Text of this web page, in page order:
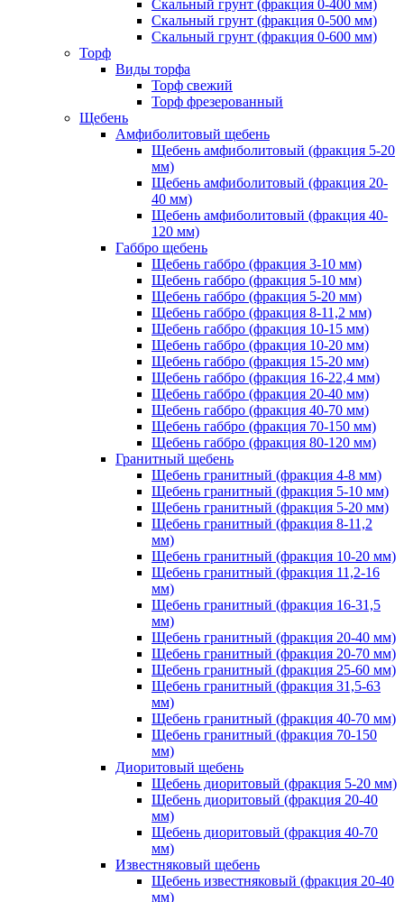
Скальный грунт (фракция 0-400 мм)
Скальный грунт (фракция 0-500 мм)
Скальный грунт (фракция 0-600 мм)
Торф
Виды торфа
Торф свежий
Торф фрезерованный
Щебень
Амфиболитовый щебень
Щебень амфиболитовый (фракция 5-20
мм)
Щебень амфиболитовый (фракция 20-
40 мм)
Щебень амфиболитовый (фракция 40-
120 мм)
Габбро щебень
Щебень габбро (фракция 3-10 мм)
Щебень габбро (фракция 5-10 мм)
Щебень габбро (фракция 5-20 мм)
Щебень габбро (фракция 8-11,2 мм)
Щебень габбро (фракция 10-15 мм)
Щебень габбро (фракция 10-20 мм)
Щебень габбро (фракция 15-20 мм)
Щебень габбро (фракция 16-22,4 мм)
Щебень габбро (фракция 20-40 мм)
Щебень габбро (фракция 40-70 мм)
Щебень габбро (фракция 70-150 мм)
Щебень габбро (фракция 80-120 мм)
Гранитный щебень
Щебень гранитный (фракция 4-8 мм)
Щебень гранитный (фракция 5-10 мм)
Щебень гранитный (фракция 5-20 мм)
Щебень гранитный (фракция 8-11,2
мм)
Щебень гранитный (фракция 10-20 мм)
Щебень гранитный (фракция 11,2-16
мм)
Щебень гранитный (фракция 16-31,5
мм)
Щебень гранитный (фракция 20-40 мм)
Щебень гранитный (фракция 20-70 мм)
Щебень гранитный (фракция 25-60 мм)
Щебень гранитный (фракция 31,5-63
мм)
Щебень гранитный (фракция 40-70 мм)
Щебень гранитный (фракция 70-150
мм)
Диоритовый щебень
Щебень диоритовый (фракция 5-20 мм)
Щебень диоритовый (фракция 20-40
мм)
Щебень диоритовый (фракция 40-70
мм)
Известняковый щебень
Щебень известняковый (фракция 20-40
мм)